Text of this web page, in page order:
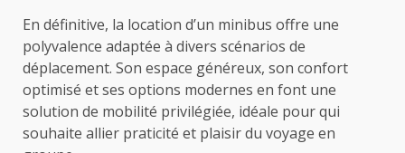
En définitive, la location d’un minibus offre une
polyvalence adaptée à divers scénarios de
déplacement. Son espace généreux, son confort
optimisé et ses options modernes en font une
solution de mobilité privilégiée, idéale pour qui
souhaite allier praticité et plaisir du voyage en